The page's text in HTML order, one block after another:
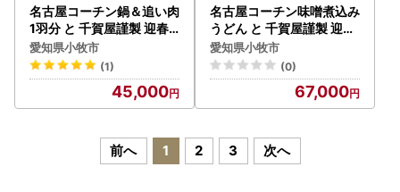
名古屋コーチン鍋＆追い肉
1羽分 と 千賀屋謹製 迎春
おせち料理 和風三段重「
おもいやり」セット 3人前
全38品 冷蔵おせち料理 [0
愛知県小牧市
(1)
45,000
名古屋コーチン味噌煮込み
うどん と 千賀屋謹製 迎春
おせち料理 和風三段重「
おもてなし」セット 冷蔵
おせち料理 [035S14-C]
愛知県小牧市
(0)
67,000
前へ 1 2 3 次へ